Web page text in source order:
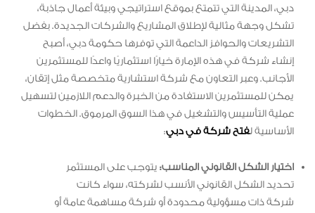
دبي، المدينة التي تتمتع بموقع استراتيجي وبيئة أعمال جاذبة،
تشكل وجهة مثالية لإطلاق المشاريع والشركات الجديدة. بفضل
التشريعات والحوافز الداعمة التي توفرها حكومة دبي، أصبح
إنشاء شركة في هذه الإمارة خيارًا استثماريًا واعدًا للمستثمرين
الأجانب. وعبر التعاون مع شركة استشارية متخصصة مثل إتقان،
يمكن للمستثمرين الاستفادة من الخبرة والدعم اللازمين لتسهيل
عملية التأسيس والتشغيل في هذا السوق المرموق. الخطوات
الأساسية لفتح شركة في دبي:
اختيار الشكل القانوني المناسب: يتوجب على المستثمر
تحديد الشكل القانوني الأنسب لشركته، سواء كانت
شركة ذات مسؤولية محدودة أو شركة مساهمة عامة أو